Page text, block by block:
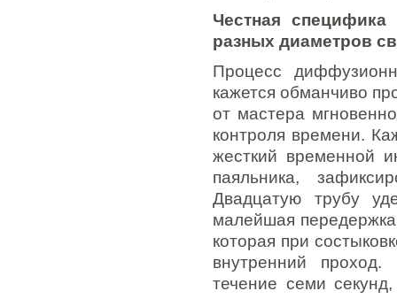
Честная
разных диаметров
Процесс
кажется обманчиво
от мастера
контроля времени.
жесткий временной
паяльника,
Двадцатую трубу
малейшая
которая при
внутренний
течение семи